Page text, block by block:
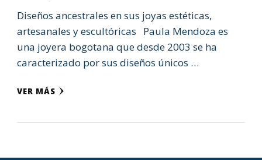
Diseños ancestrales en sus joyas estéticas,
artesanales y escultóricas Paula Mendoza es
una joyera bogotana que desde 2003 se ha
caracterizado por sus diseños únicos …
VER MÁS